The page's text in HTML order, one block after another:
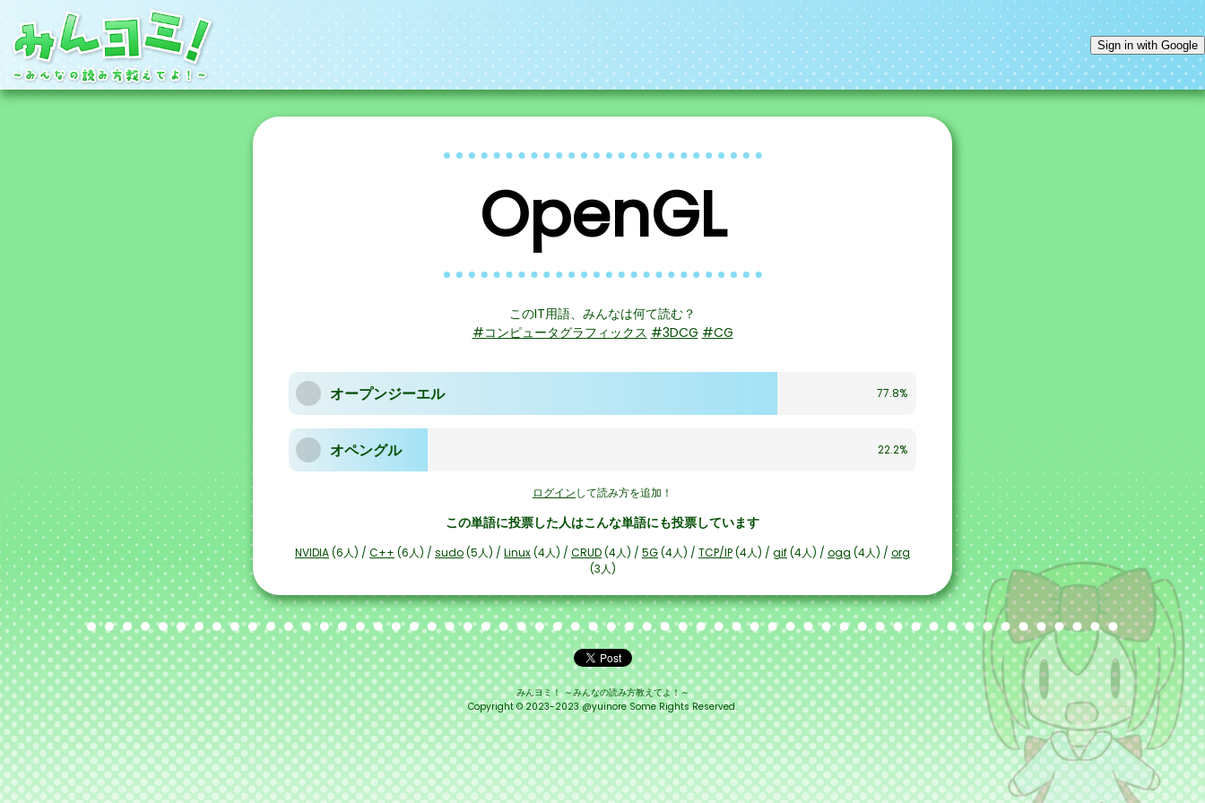
Sign in with Google
OpenGL
このIT用語、みんなは何て読む？
#コンピュータグラフィックス #3DCG #CG
オープンジーエル 77.8%
オペングル 22.2%
ログインして読み方を追加！
この単語に投票した人はこんな単語にも投票しています
NVIDIA(6人) / C++ (6人) / sudo(5人) / Linux(4人) / CRUD(4人) / 5G(4人) / TCP/IP(4人) / gif(4人) / ogg (4人) / org
(3人)
みんヨミ！ ～みんなの読み方教えてよ！～
Copyright © 2023-2023 @yuinore Some Rights Reserved.